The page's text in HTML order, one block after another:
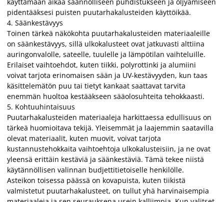
pidentääksesi puisten puutarhakalusteiden käyttöikää.
4. Säänkestävyys
Toinen tärkeä näkökohta puutarhakalusteiden materiaaleille
on säänkestävyys, sillä ulkokalusteet ovat jatkuvasti alttiina
auringonvalolle, sateelle, tuulelle ja lämpötilan vaihteluille.
Erilaiset vaihtoehdot, kuten tiikki, polyrottinki ja alumiini
voivat tarjota erinomaisen sään ja UV-kestävyyden, kun taas
käsittelemätön puu tai tietyt kankaat saattavat tarvita
enemmän huoltoa kestääkseen sääolosuhteita tehokkaasti.
5. Kohtuuhintaisuus
Puutarhakalusteiden materiaaleja harkittaessa edullisuus on
tärkeä huomioitava tekijä. Yleisemmät ja laajemmin saatavilla
olevat materiaalit, kuten muovit, voivat tarjota
kustannustehokkaita vaihtoehtoja ulkokalusteisiin, ja ne ovat
yleensä erittäin kestäviä ja säänkestäviä. Tämä tekee niistä
käytännöllisen valinnan budjettitietoiselle henkilölle.
Asteikon toisessa päässä on kovapuista, kuten tiikistä
valmistetut puutarhakalusteet, on tullut yhä harvinaisempia